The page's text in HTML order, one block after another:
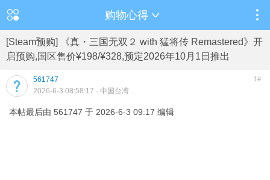
购物心得
[Steam预购] 《真・三国无双２ with 猛将传 Remastered》开
启预购,国区售价¥198/¥328,预定2026年10月1日推出
561747 1#
2026-6-3 08:58:17 · 中国台湾
本帖最后由 561747 于 2026-6-3 09:17 编辑